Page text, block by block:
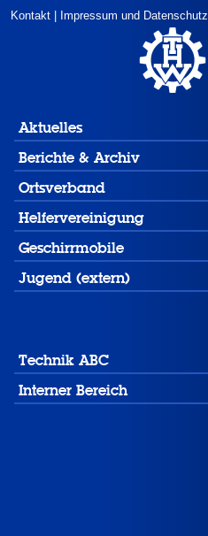
Kontakt Impressum und Datenschutz
Aktuelles
Berichte & Archiv
Ortsverband
Helfervereinigung
Geschirrmobile
Jugend (extern)
Technik ABC
Interner Bereich